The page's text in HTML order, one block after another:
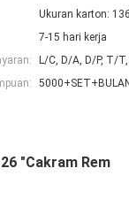
Ukuran karton:
7-15 hari kerja
L/C, D/A, D/P, T/
5000+SET+BULAN
"Cakram Rem